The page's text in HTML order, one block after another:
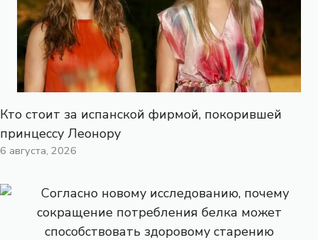
Кто стоит за испанской фирмой, покорившей
принцессу Леонору
6 августа, 2026